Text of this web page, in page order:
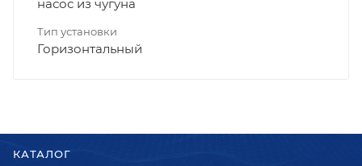
насос из чугуна
Тип установки
Горизонтальный
КАТАЛОГ